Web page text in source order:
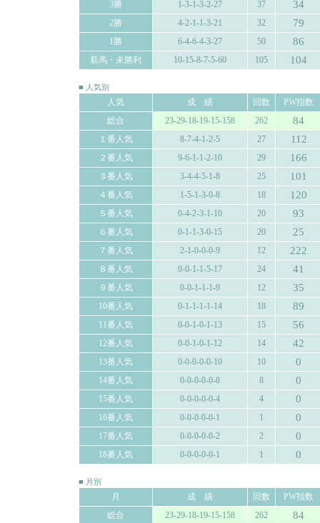
3勝 1-3-1-3-2-27 37 34
2勝 4-2-1-1-3-21 32 79
1勝 6-4-6-4-3-27 50 86
新馬・未勝利 10-15-8-7-5-60 105 104
■ 人気別
人気 成 績 回数
PW指数
総合
23-29-18-19-15-158 262 84
１番人気 8-7-4-1-2-5 27 112
２番人気 9-6-1-1-2-10 29 166
３番人気 3-4-4-5-1-8 25 101
４番人気 1-5-1-3-0-8 18 120
５番人気 0-4-2-3-1-10 20 93
６番人気 0-1-1-3-0-15 20 25
７番人気 2-1-0-0-0-9 12 222
８番人気 0-0-1-1-5-17 24 41
９番人気 0-0-1-1-1-9 12 35
10番人気 0-1-1-1-1-14 18 89
11番人気 0-0-1-0-1-13 15 56
12番人気 0-0-1-0-1-12 14 42
13番人気 0-0-0-0-0-10 10 0
14番人気 0-0-0-0-0-8 8 0
15番人気 0-0-0-0-0-4 4 0
16番人気 0-0-0-0-0-1 1 0
17番人気 0-0-0-0-0-2 2 0
18番人気 0-0-0-0-0-1 1 0
■ 月別
月 成 績 回数
PW指数
総合
23-29-18-19-15-158 262 84